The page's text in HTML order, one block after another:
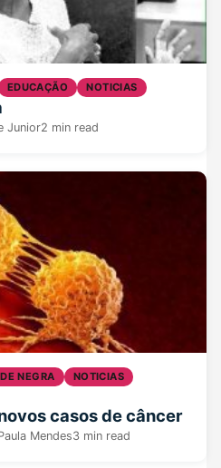
EDUCAÇÃO NOTICIAS
Junior2 min read
NEGRA
NOTICIAS
casos de câncer
Mendes3 min read